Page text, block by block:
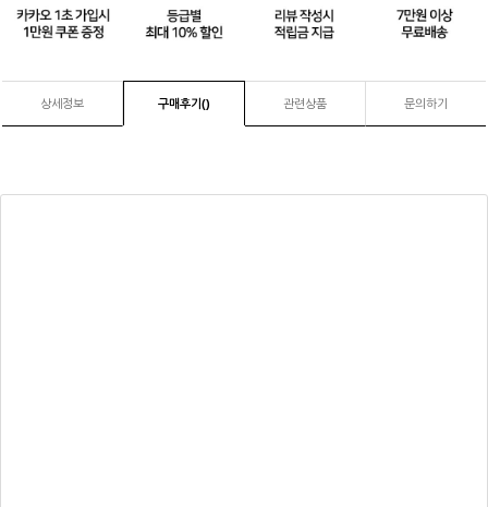
상세정보 구매후기() 관련상품 문의하기